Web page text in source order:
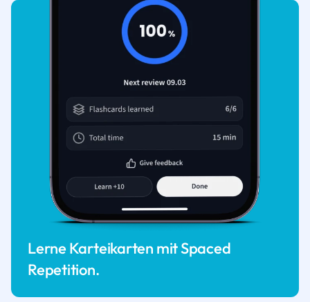
Lerne Karteikarten mit Spaced
Repetition.